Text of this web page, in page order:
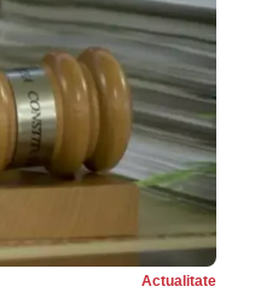
Actualitate